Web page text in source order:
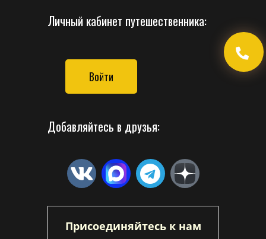
Личный кабинет путешественника:
Войти
Добавляйтесь в друзья:
Присоединяйтесь к нам